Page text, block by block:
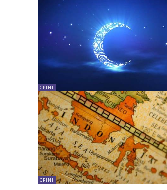
OPINI
OPINI